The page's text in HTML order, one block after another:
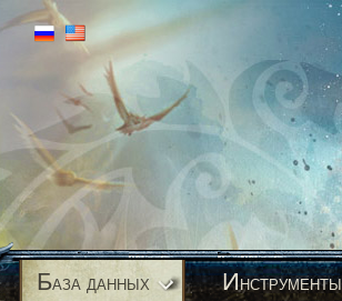
База данных Инструменты